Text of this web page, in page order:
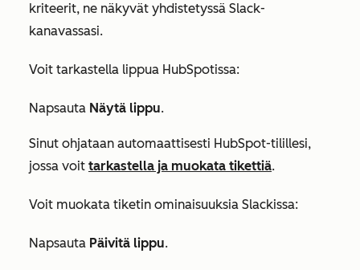
kriteerit, ne näkyvät yhdistetyssä Slack-
kanavassasi.
Voit tarkastella lippua HubSpotissa:
Napsauta Näytä lippu.
Sinut ohjataan automaattisesti HubSpot-tilillesi,
jossa voit tarkastella ja muokata tikettiä.
Voit muokata tiketin ominaisuuksia Slackissa:
Napsauta Päivitä lippu.